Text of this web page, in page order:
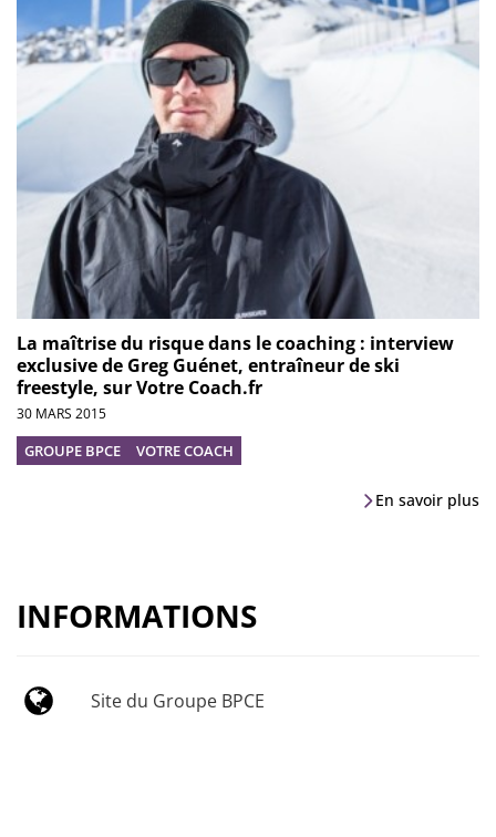
La maîtrise du risque dans le coaching : interview
exclusive de Greg Guénet, entraîneur de ski
freestyle, sur Votre Coach.fr
30 MARS 2015
GROUPE BPCE VOTRE COACH
En savoir plus
INFORMATIONS
Site du Groupe BPCE